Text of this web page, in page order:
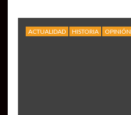
ACTUALIDAD HISTORIA OPINIÓN